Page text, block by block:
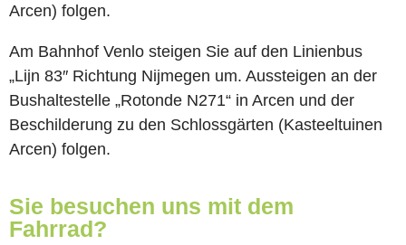
Arcen) folgen.
Am Bahnhof Venlo steigen Sie auf den Linienbus
„Lijn 83″ Richtung Nijmegen um. Aussteigen an der
Bushaltestelle „Rotonde N271“ in Arcen und der
Beschilderung zu den Schlossgärten (Kasteeltuinen
Arcen) folgen.
Sie besuchen uns mit dem
Fahrrad?